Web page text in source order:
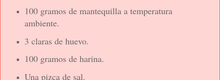
100 gramos de mantequilla a temperatura
ambiente.
3 claras de huevo.
100 gramos de harina.
Una pizca de sal.